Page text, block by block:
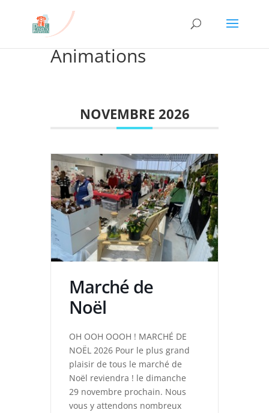
Animations
NOVEMBRE 2026
Marché de
Noël
OH OOH OOOH ! MARCHÉ DE
NOËL 2026 Pour le plus grand
plaisir de tous le marché de
Noël reviendra ! le dimanche
29 novembre prochain. Nous
vous y attendons nombreux